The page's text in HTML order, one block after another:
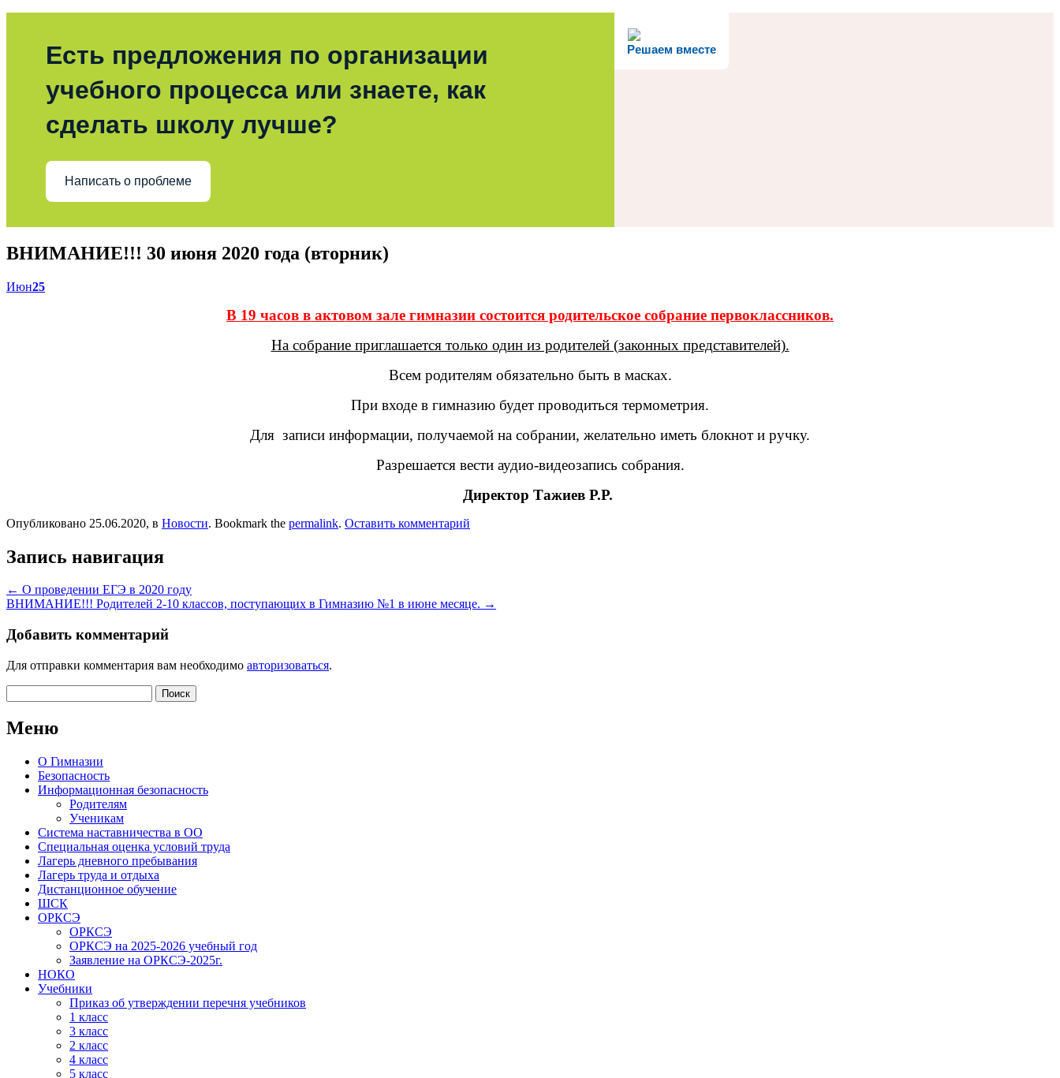
Решаем вместе
Есть предложения по организации
учебного процесса или знаете, как
сделать школу лучше?
Написать о проблеме
ВНИМАНИЕ!!! 30 июня 2020 года (вторник)
Июн25
В 19 часов в актовом зале гимназии состоится родительское собрание первоклассников.
На собрание приглашается только один из родителей (законных представителей).
Всем родителям обязательно быть в масках.
При входе в гимназию будет проводиться термометрия.
Для записи информации, получаемой на собрании, желательно иметь блокнот и ручку.
Разрешается вести аудио-видеозапись собрания.
Директор Тажиев Р.Р.
Опубликовано 25.06.2020, в Новости. Bookmark the permalink. Оставить комментарий
Запись навигация
← О проведении ЕГЭ в 2020 году
ВНИМАНИЕ!!! Родителей 2-10 классов, поступающих в Гимназию №1 в июне месяце. →
Добавить комментарий
Для отправки комментария вам необходимо авторизоваться.
Меню
О Гимназии
Безопасность
Информационная безопасность
Родителям
Ученикам
Система наставничества в ОО
Специальная оценка условий труда
Лагерь дневного пребывания
Лагерь труда и отдыха
Дистанционное обучение
ШСК
ОРКСЭ
ОРКСЭ
ОРКСЭ на 2025-2026 учебный год
Заявление на ОРКСЭ-2025г.
НОКО
Учебники
Приказ об утверждении перечня учебников
1 класс
3 класс
2 класс
4 класс
5 класс